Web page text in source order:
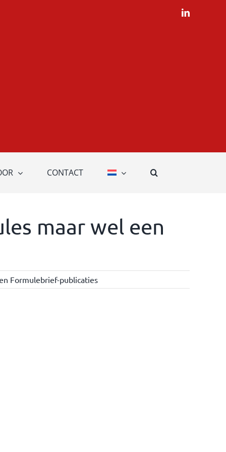
LinkedIn
CONTACT
maar wel een
Formulebrief-publicaties